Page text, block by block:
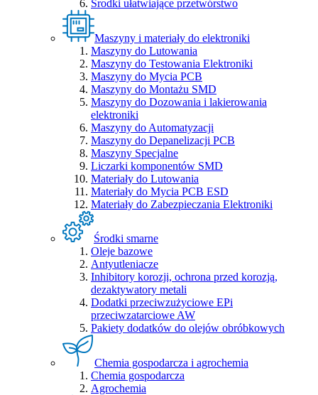
Środki ułatwiające przetwórstwo
Maszyny i materiały do elektroniki
Maszyny do Lutowania
Maszyny do Testowania Elektroniki
Maszyny do Mycia PCB
Maszyny do Montażu SMD
Maszyny do Dozowania i lakierowania
elektroniki
Maszyny do Automatyzacji
Maszyny do Depanelizacji PCB
Maszyny Specjalne
Liczarki komponentów SMD
Materiały do Lutowania
Materiały do Mycia PCB ESD
Materiały do Zabezpieczania Elektroniki
Środki smarne
Oleje bazowe
Antyutleniacze
Inhibitory korozji, ochrona przed korozją,
dezaktywatory metali
Dodatki przeciwzużyciowe EPi
przeciwzatarciowe AW
Pakiety dodatków do olejów obróbkowych
Chemia gospodarcza i agrochemia
Chemia gospodarcza
Agrochemia